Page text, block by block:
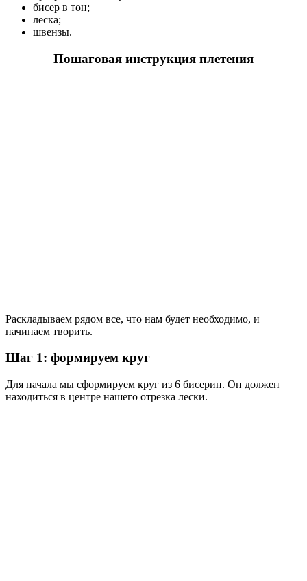
бисер в тон;
леска;
швензы.
Пошаговая инструкция плетения
Раскладываем рядом все, что нам будет необходимо, и
начинаем творить.
Шаг 1: формируем круг
Для начала мы сформируем круг из 6 бисерин. Он должен
находиться в центре нашего отрезка лески.